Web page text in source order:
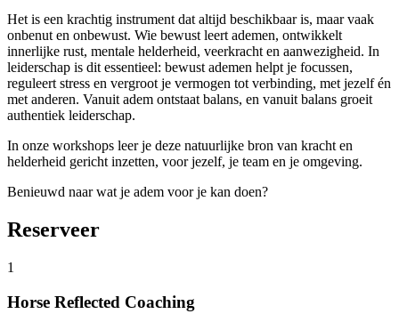
Het is een krachtig instrument dat altijd beschikbaar is, maar vaak
onbenut en onbewust. Wie bewust leert ademen, ontwikkelt
innerlijke rust, mentale helderheid, veerkracht en aanwezigheid. In
leiderschap is dit essentieel: bewust ademen helpt je focussen,
reguleert stress en vergroot je vermogen tot verbinding, met jezelf én
met anderen. Vanuit adem ontstaat balans, en vanuit balans groeit
authentiek leiderschap.
In onze workshops leer je deze natuurlijke bron van kracht en
helderheid gericht inzetten, voor jezelf, je team en je omgeving.
Benieuwd naar wat je adem voor je kan doen?
Reserveer
1
Horse Reflected Coaching